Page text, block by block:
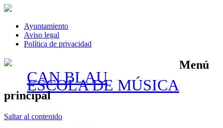
Ayuntamiento
Aviso legal
Política de privacidad
CAN BLAU
ESCOLA DE MÚSICA
Menú
principal
Saltar al contenido